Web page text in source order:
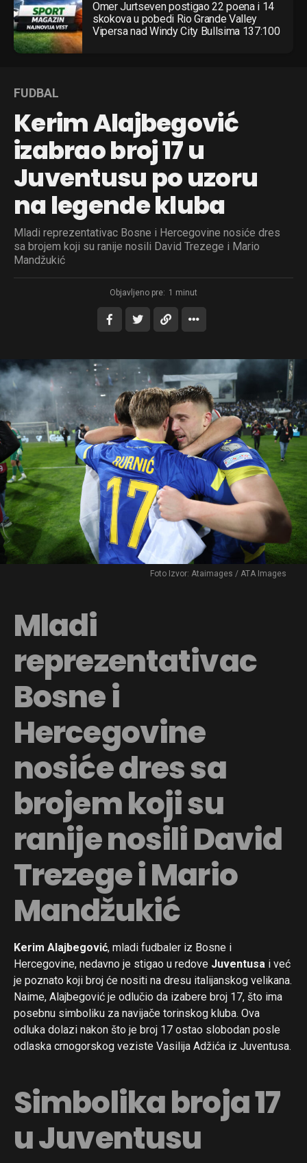
Omer Jurtseven postigao 22 poena i 14
skokova u pobedi Rio Grande Valley
Vipersa nad Windy City Bullsima 137:100
FUDBAL
Kerim Alajbegović
izabrao broj 17 u
Juventusu po uzoru
na legende kluba
Mladi reprezentativac Bosne i Hercegovine nosiće dres
sa brojem koji su ranije nosili David Trezege i Mario
Mandžukić
Objavljeno pre: 1 minut
Foto Izvor: Ataimages / ATA Images
Mladi
reprezentativac
Bosne i
Hercegovine
nosiće dres sa
brojem koji su
ranije nosili David
Trezege i Mario
Mandžukić
Kerim Alajbegović, mladi fudbaler iz Bosne i
Hercegovine, nedavno je stigao u redove Juventusa i već
je poznato koji broj će nositi na dresu italijanskog velikana.
Naime, Alajbegović je odlučio da izabere broj 17, što ima
posebnu simboliku za navijače torinskog kluba. Ova
odluka dolazi nakon što je broj 17 ostao slobodan posle
odlaska crnogorskog veziste Vasilija Adžića iz Juventusa.
Simbolika broja 17
u Juventusu